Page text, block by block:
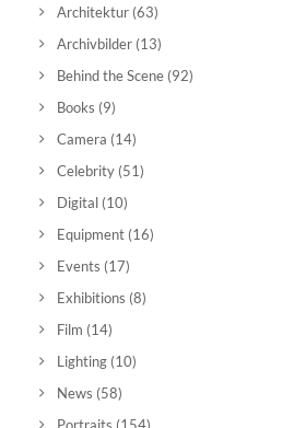
Architektur (63)
Archivbilder (13)
Behind the Scene (92)
Books (9)
Camera (14)
Celebrity (51)
Digital (10)
Equipment (16)
Events (17)
Exhibitions (8)
Film (14)
Lighting (10)
News (58)